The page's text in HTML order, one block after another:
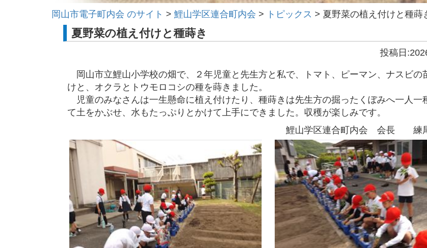
岡山市電子町内会 のサイト > 鯉山学区連合町内会 > トピックス > 夏野菜の植え付けと種蒔
夏野菜の植え付けと種蒔き
投稿日
岡山市立鯉山小学校の畑で、２年児童と先生方と私で、トマト、ピーマン、ナスビの
けと、オクラとトウモロコシの種を蒔きました。
児童のみなさんは一生懸命に植え付けたり、種蒔きは先生方の掘ったくぼみへ一人一
て土をかぶせ、水もたっぷりとかけて上手にできました。収穫が楽しみです。
鯉山学区連合町内会 会長 練尾